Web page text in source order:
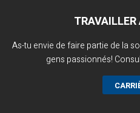
As-tu envie de faire partie de la
gens passionnés!